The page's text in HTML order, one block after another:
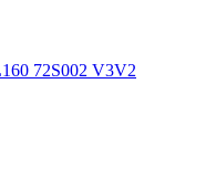
72S002 V3V2